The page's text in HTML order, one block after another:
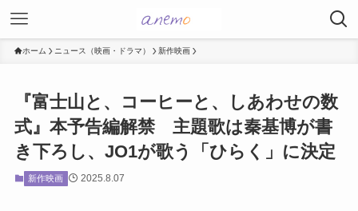
ホーム ニュース（映画・ドラマ） 新作映画
『富士山と、コーヒーと、しあわせの数
式』本予告編解禁 主題歌は秦基博が書
き下ろし、JO1が歌う「ひらく」に決定
新作映画 2025.8.07